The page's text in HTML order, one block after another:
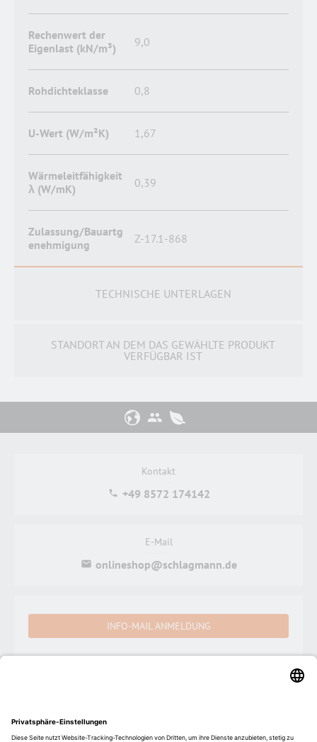
Rechenwert der
Eigenlast (kN/m³)
9,0
Rohdichteklasse 0,8
U-Wert (W/m²K) 1,67
Wärmeleitfähigkeit
λ (W/mK)
0,39
Zulassung/Bauartg
enehmigung
Z-17.1-868
TECHNISCHE UNTERLAGEN
STANDORT AN DEM DAS GEWÄHLTE PRODUKT
VERFÜGBAR IST
Kontakt
+49 8572 174142
E-Mail
onlineshop@schlagmann.de
INFO-MAIL ANMELDUNG